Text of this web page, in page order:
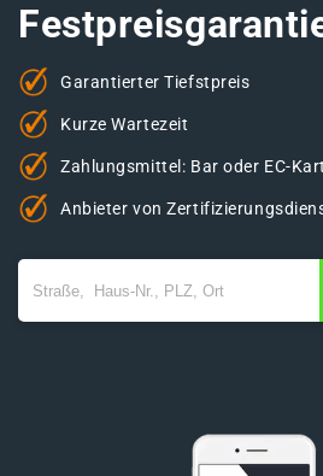
Garantierter Tiefstpreis
Kurze Wartezeit
Zahlungsmittel: Bar oder EC-
Anbieter von